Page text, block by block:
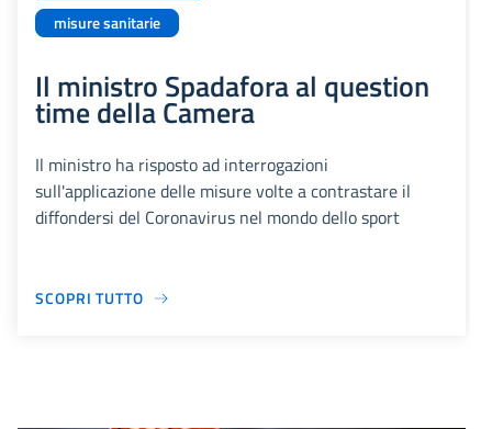
misure sanitarie
Il ministro Spadafora al question
time della Camera
Il ministro ha risposto ad interrogazioni
sull'applicazione delle misure volte a contrastare il
diffondersi del Coronavirus nel mondo dello sport
SCOPRI TUTTO